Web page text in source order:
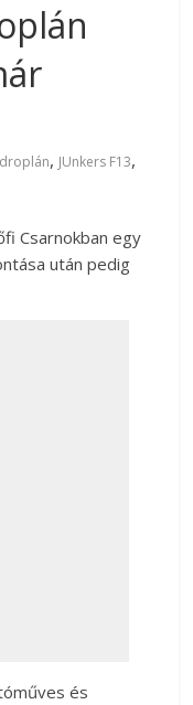
, JUnkers F13,
Csarnokban egy
után pedig
és